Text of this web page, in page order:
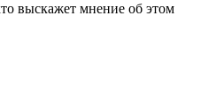
выскажет мнение об этом